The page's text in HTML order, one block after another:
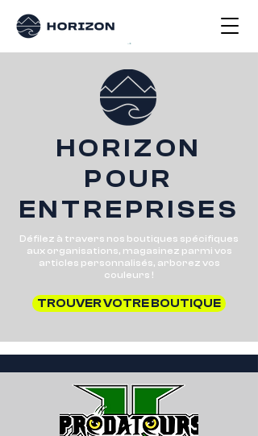
HORIZON
POUR
ENTREPRISES
Défilez à travers nos boutiques spécifiques
aux organisations, magasinez parmi vos
articles personnalisés, arborez vos
couleurs !
TROUVER VOTRE BOUTIQUE